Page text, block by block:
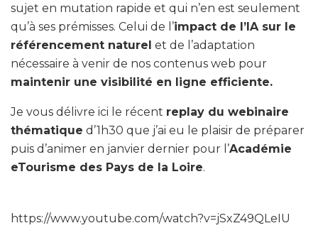
sujet en mutation rapide et qui n’en est seulement
qu’à ses prémisses. Celui de l’impact de l’IA sur le
référencement naturel et de l’adaptation
nécessaire à venir de nos contenus web pour
maintenir une visibilité en ligne efficiente.
Je vous délivre ici le récent replay du webinaire
thématique d’1h30 que j’ai eu le plaisir de préparer
puis d’animer en janvier dernier pour l’Académie
eTourisme des Pays de la Loire.
https://www.youtube.com/watch?v=jSxZ49QLeIU